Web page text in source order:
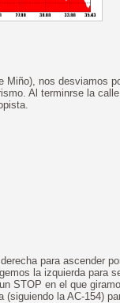
Miño), nos desviamos
Al terminrse la
para ascender
la izquierda para
STOP en el que
la AC-154)